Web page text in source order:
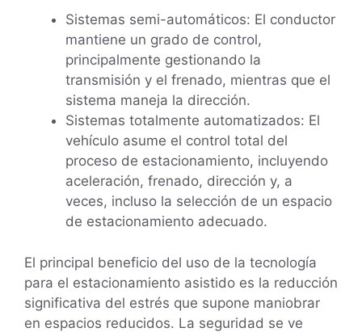
Sistemas semi-automáticos: El conductor
mantiene un grado de control,
principalmente gestionando la
transmisión y el frenado, mientras que el
sistema maneja la dirección.
Sistemas totalmente automatizados: El
vehículo asume el control total del
proceso de estacionamiento, incluyendo
aceleración, frenado, dirección y, a
veces, incluso la selección de un espacio
de estacionamiento adecuado.
El principal beneficio del uso de la tecnología
para el estacionamiento asistido es la reducción
significativa del estrés que supone maniobrar
en espacios reducidos. La seguridad se ve